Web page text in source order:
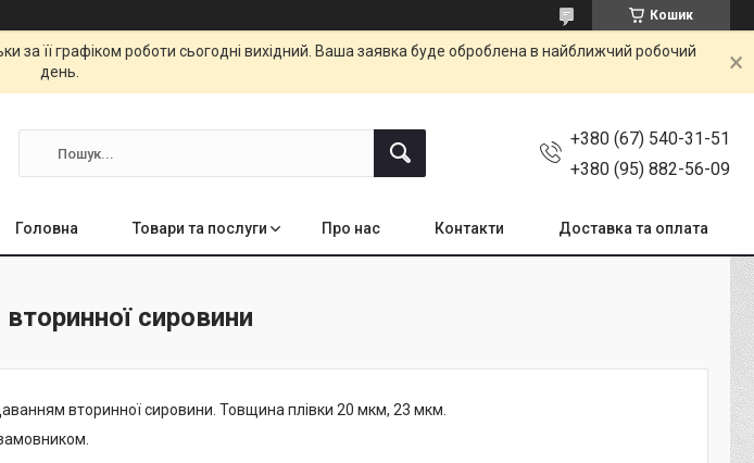
Кошик
за її графіком роботи сьогодні вихідний. Ваша заявка буде оброблена в найближчий робочий
день.
+380 (67) 540-31-51
+380 (95) 882-56-09
Головна Товари та послуги Про нас Контакти Доставка та оплата
сировини
вторинної сировини. Товщина плівки 20 мкм, 23 мкм.